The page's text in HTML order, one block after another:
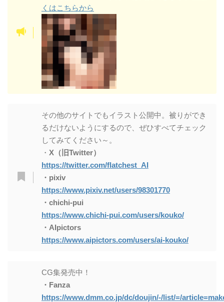
Other Illustrations are also available on our
website. Please check them all out!
https://twitter.com/flatchest_AI
pixiv
chichi-pui
https://www.chichi-pui.com/users/kouko/
AIpictors
https://www.aipictors.com/users/ai-kouko/
CG collection on sale Now on sale!
Fanza
https://www.dmm.co.jp/dc/doujin/-/list/=/
Digiket
https://www.digiket.com/aia/worklist/_data/
くはこちらから
その他のサイトでもイラスト公開中。被りができ
るだけないようにするので、ぜひすべてチェック
してみてください～。
・ X（旧Twitter）
https://twitter.com/flatchest_AI
・pixiv
https://www.pixiv.net/users/98301770
・chichi-pui
https://www.chichi-pui.com/users/kouko/
・AIpictors
https://www.aipictors.com/users/ai-kouko/
CG集発売中！
・Fanza
https://www.dmm.co.jp/dc/doujin/-/list/=/